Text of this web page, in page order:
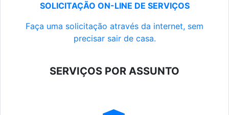
SOLICITAÇÃO ON-LINE DE SERVIÇOS
Faça uma solicitação através da internet, sem
precisar sair de casa.
SERVIÇOS POR ASSUNTO